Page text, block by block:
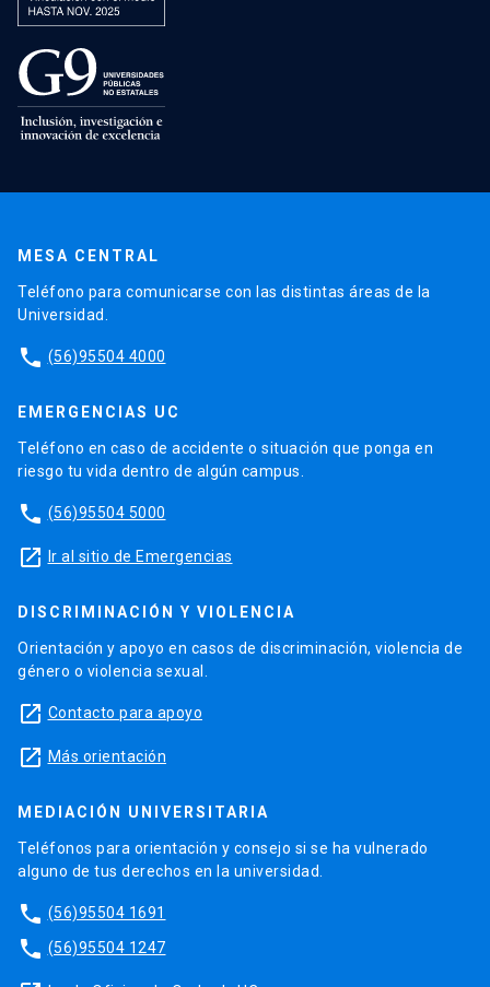
MESA CENTRAL
Teléfono para comunicarse con las distintas áreas de la
Universidad.
phone (56)95504 4000
EMERGENCIAS UC
Teléfono en caso de accidente o situación que ponga en
riesgo tu vida dentro de algún campus.
phone (56)95504 5000
launch Ir al sitio de Emergencias
DISCRIMINACIÓN Y VIOLENCIA
Orientación y apoyo en casos de discriminación, violencia de
género o violencia sexual.
launch Contacto para apoyo
launch Más orientación
MEDIACIÓN UNIVERSITARIA
Teléfonos para orientación y consejo si se ha vulnerado
alguno de tus derechos en la universidad.
phone (56)95504 1691
phone (56)95504 1247